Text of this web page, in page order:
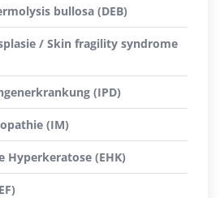
bullosa (DEB)
/ Skin fragility syndrome
(IPD)
(IM)
Hyperkeratose (EHK)